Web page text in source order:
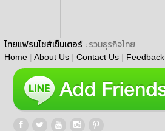
ไทยแฟรนไชส์เซ็นเตอร์ : รวมธุรกิจไทย
Home | About Us | Contact Us | Feedback